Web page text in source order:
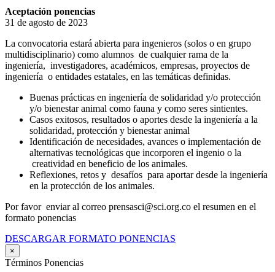
Aceptación ponencias
31 de agosto de 2023
La convocatoria estará abierta para ingenieros (solos o en grupo
multidisciplinario) como alumnos de cualquier rama de la
ingeniería, investigadores, académicos, empresas, proyectos de
ingeniería o entidades estatales, en las temáticas definidas.
Buenas prácticas en ingeniería de solidaridad y/o protección
y/o bienestar animal como fauna y como seres sintientes.
Casos exitosos, resultados o aportes desde la ingeniería a la
solidaridad, protección y bienestar animal
Identificación de necesidades, avances o implementación de
alternativas tecnológicas que incorporen el ingenio o la
creatividad en beneficio de los animales.
Reflexiones, retos y desafíos para aportar desde la ingeniería
en la protección de los animales.
Por favor enviar al correo prensasci@sci.org.co el resumen en el
formato ponencias
DESCARGAR FORMATO PONENCIAS
×
Términos Ponencias